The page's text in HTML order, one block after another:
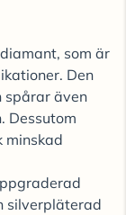
som är
Den
spårar även
Dessutom
minskad
silverpläterad